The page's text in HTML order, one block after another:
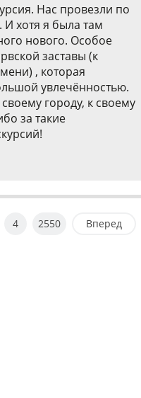
Нас провезли по
хотя я была там
нового. Особое
заставы (к
, которая
увлечённостью.
городу, к своему
за такие
4 2550 Вперед